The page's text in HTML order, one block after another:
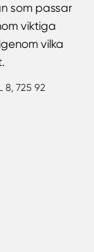
som passar
viktiga
vilka
8, 725 92